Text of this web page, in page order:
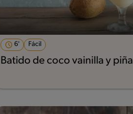
6' Fácil
Batido de coco vainilla y piña